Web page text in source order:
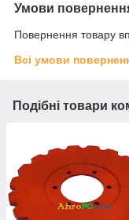
Умови
Повернення товару
Всі умови
Подібні товари